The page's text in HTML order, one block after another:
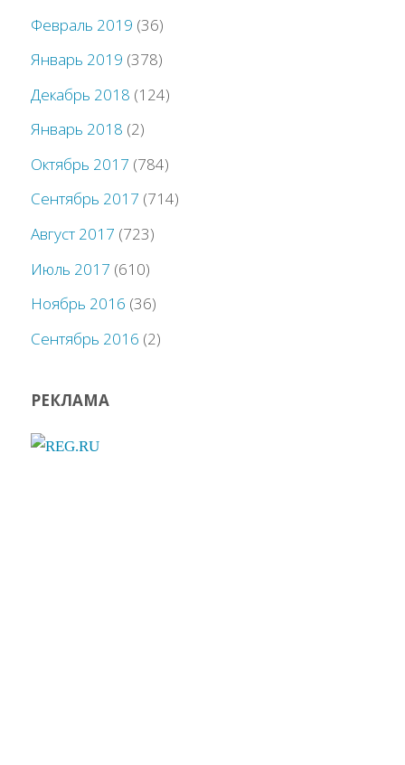
Февраль 2019 (36)
Январь 2019 (378)
Декабрь 2018 (124)
Январь 2018 (2)
Октябрь 2017 (784)
Сентябрь 2017 (714)
Август 2017 (723)
Июль 2017 (610)
Ноябрь 2016 (36)
Сентябрь 2016 (2)
РЕКЛАМА